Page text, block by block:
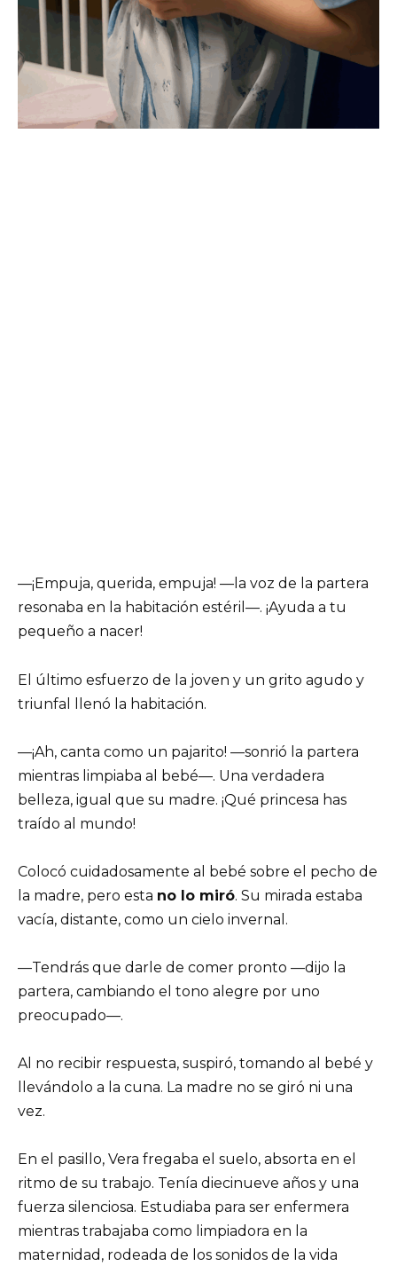
—¡Empuja, querida, empuja! —la voz de la partera
resonaba en la habitación estéril—. ¡Ayuda a tu
pequeño a nacer!
El último esfuerzo de la joven y un grito agudo y
triunfal llenó la habitación.
—¡Ah, canta como un pajarito! —sonrió la partera
mientras limpiaba al bebé—. Una verdadera
belleza, igual que su madre. ¡Qué princesa has
traído al mundo!
Colocó cuidadosamente al bebé sobre el pecho de
la madre, pero esta no lo miró. Su mirada estaba
vacía, distante, como un cielo invernal.
—Tendrás que darle de comer pronto —dijo la
partera, cambiando el tono alegre por uno
preocupado—.
Al no recibir respuesta, suspiró, tomando al bebé y
llevándolo a la cuna. La madre no se giró ni una
vez.
En el pasillo, Vera fregaba el suelo, absorta en el
ritmo de su trabajo. Tenía diecinueve años y una
fuerza silenciosa. Estudiaba para ser enfermera
mientras trabajaba como limpiadora en la
maternidad, rodeada de los sonidos de la vida